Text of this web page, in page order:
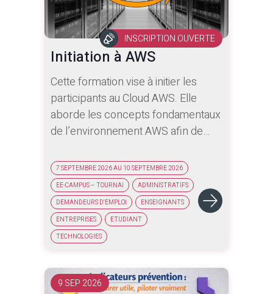
INSCRIPTION OUVERTE
Initiation à AWS
Cette formation vise à initier les
participants au Cloud AWS. Elle
aborde les concepts fondamentaux
de l’environnement AWS afin de
essentielles du cloud computing et
de se préparer à la certification
AWS Cloud Practitioner.
7 SEPTEMBRE 2026 AU 10 SEPTEMBRE 2026
EE-CAMPUS – TOURNAI
ADMINISTRATIFS
DEMANDEURS D'EMPLOI
ENSEIGNANTS
ENTREPRISES
ETUDIANT
TECHNOLOGIES
9 SEP 2026